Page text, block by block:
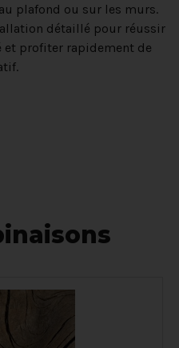
plafond ou sur les murs.
détaillé pour réussir
et profiter rapidement de